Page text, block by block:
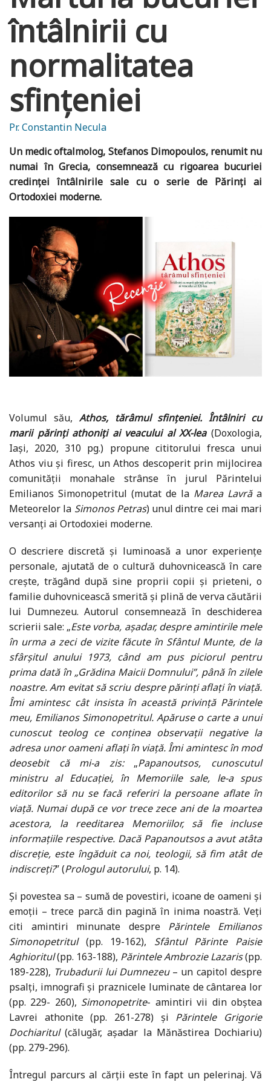
întâlnirii cu
normalitatea
sfințeniei
Pr. Constantin Necula
Un medic oftalmolog, Stefanos Dimopoulos, renumit nu
numai în Grecia, consemnează cu rigoarea bucuriei
credinței întâlnirile sale cu o serie de Părinți ai
Ortodoxiei moderne.
Volumul său, Athos, tărâmul sfințeniei. Întâlniri cu
marii părinți athoniți ai veacului al XX-lea(Doxologia,
Iași, 2020, 310 pg.) propune cititorului fresca unui
Athos viu și firesc, un Athos descoperit prin mijlocirea
comunității monahale strânse în jurul Părintelui
Emilianos Simonopetritul (mutat de la Marea Lavrăa
Meteorelor la Simonos Petras) unul dintre cei mai mari
versanți ai Ortodoxiei moderne.
O descriere discretă și luminoasă a unor experiențe
personale, ajutată de o cultură duhovnicească în care
crește, trăgând după sine proprii copii și prieteni, o
familie duhovnicească smerită și plină de verva căutării
lui Dumnezeu. Autorul consemnează în deschiderea
scrierii sale: „Este vorba, așadar, despre amintirile mele
în urma a zeci de vizite făcute în Sfântul Munte, de la
sfârșitul anului 1973, când am pus piciorul pentru
prima dată în „Grădina Maicii Domnului”, până în zilele
noastre. Am evitat să scriu despre părinți aflați în viață.
Îmi amintesc cât insista în această privință Părintele
meu, Emilianos Simonopetritul. Apăruse o carte a unui
cunoscut teolog ce conținea observații negative la
adresa unor oameni aflați în viață. Îmi amintesc în mod
deosebit că mi-a zis:„Papanoutsos, cunoscutul
ministru al Educației, în Memoriile sale, le-a spus
editorilor să nu se facă referiri la persoane aflate în
viață. Numai după ce vor trece zece ani de la moartea
acestora, la reeditarea Memoriilor, să fie incluse
informațiile respective. Dacă Papanoutsos a avut atâta
discreție, este îngăduit ca noi, teologii, să fim atât de
indiscreți?” (Prologul autorului, p. 14).
Și povestea sa – sumă de povestiri, icoane de oameni și
emoții – trece parcă din pagină în inima noastră. Veți
citi amintiri minunate despre Părintele Emilianos
Simonopetritul(pp. 19-162), Sfântul Părinte Paisie
Aghioritul(pp. 163-188), Părintele Ambrozie Lazaris(pp.
189-228), Trubadurii lui Dumnezeu– un capitol despre
psalți, imnografi și praznicele luminate de cântarea lor
(pp. 229- 260), Simonopetrite- amintiri vii din obștea
Lavrei athonite (pp. 261-278) și Părintele Grigorie
Dochiaritul(călugăr, așadar la Mănăstirea Dochiariu)
(pp. 279-296).
Întregul parcurs al cărții este în fapt un pelerinaj. Vă